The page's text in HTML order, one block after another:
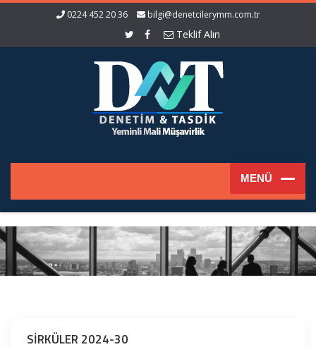
0224 452 20 36 bilgi@denetcilerymm.com.tr
Teklif Alın
SİRKÜLER 2024-30